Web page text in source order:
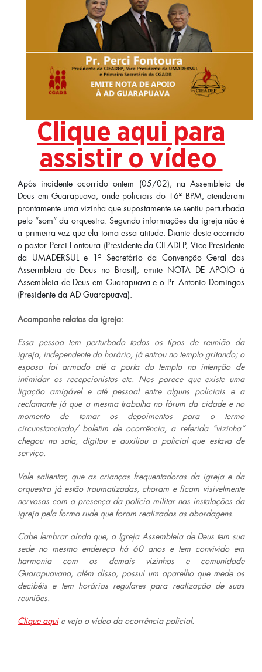
Clique aqui para
assistir o vídeo
Após incidente ocorrido ontem (05/02), na Assembleia de
Deus em Guarapuava, onde policiais do 16º BPM, atenderam
prontamente uma vizinha que supostamente se sentiu perturbada
pelo “som” da orquestra. Segundo informações da igreja não é
a primeira vez que ela toma essa atitude. Diante deste ocorrido
o pastor Perci Fontoura (Presidente da CIEADEP, Vice Presidente
da UMADERSUL e 1º Secretário da Convenção Geral das
Assermbleia de Deus no Brasil), emite NOTA DE APOIO à
Assembleia de Deus em Guarapuava e o Pr. Antonio Domingos
(Presidente da AD Guarapuava).
Acompanhe relatos da igreja:
Essa pessoa tem perturbado todos os tipos de reunião da
igreja, independente do horário, já entrou no templo gritando; o
esposo foi armado até a porta do templo na intenção de
intimidar os recepcionistas etc. Nos parece que existe uma
ligação amigável e até pessoal entre alguns policiais e a
reclamante já que a mesma trabalha no fórum da cidade e no
momento de tomar os depoimentos para o termo
circunstanciado/ boletim de ocorrência, a referida “vizinha”
chegou na sala, digitou e auxiliou a policial que estava de
serviço.
Vale salientar, que as crianças frequentadoras da igreja e da
orquestra já estão traumatizadas, choram e ficam visivelmente
nervosas com a presença da polícia militar nas instalações da
igreja pela forma rude que foram realizadas as abordagens.
Cabe lembrar ainda que, a Igreja Assembleia de Deus tem sua
sede no mesmo endereço há 60 anos e tem convivido em
harmonia com os demais vizinhos e comunidade
Guarapuavana, além disso, possui um aparelho que mede os
decibéis e tem horários regulares para realização de suas
reuniões.
Clique aquie veja o vídeo da ocorrência policial.